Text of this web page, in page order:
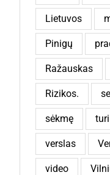
Lietuvos
Pinigų
Ražauskas
Rizikos.
sėkmę turi
verslas
video